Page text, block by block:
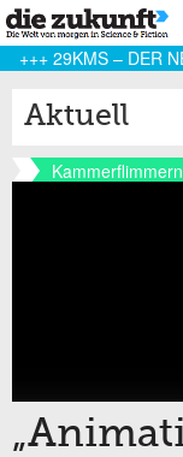
+++ 29KMS – DER
Aktuell
Kammerflimmern